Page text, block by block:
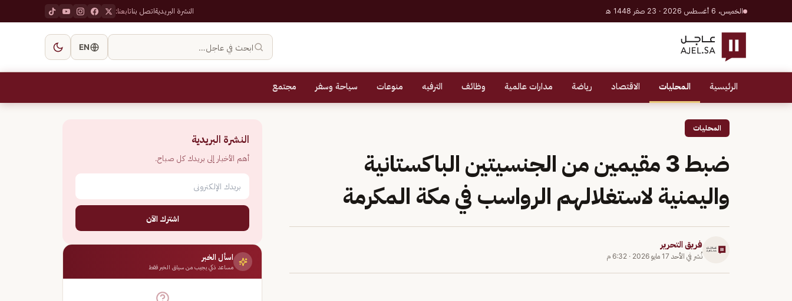
الخميس، 6 أغسطس 2026 · 23 صفر 1448 هـ النشرة البريديةاتصل بناتابعنا:
ابحث في عاجل… EN
الرئيسية المحليات الاقتصاد رياضة مدارات عالمية وظائف الترفيه منوعات سياحة وسفر مجتمع
المحليات
ضبط 3 مقيمين من الجنسيتين الباكستانية
واليمنية لاستغلالهم الرواسب في مكة المكرمة
فريق التحرير
نُشر في الأحد 17 مايو 2026 · 6:32 م
النشرة البريدية
أهم الأخبار إلى بريدك كل صباح.
اشترك الآن
اسأل الخبر
مساعد ذكي يجيب من سياق الخبر فقط